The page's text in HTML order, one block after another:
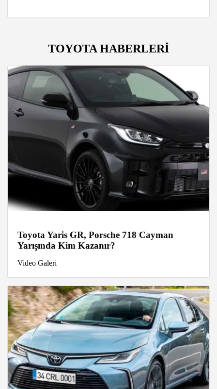
TOYOTA HABERLERİ
Toyota Yaris GR, Porsche 718 Cayman
Yarışında Kim Kazanır?
Video Galeri